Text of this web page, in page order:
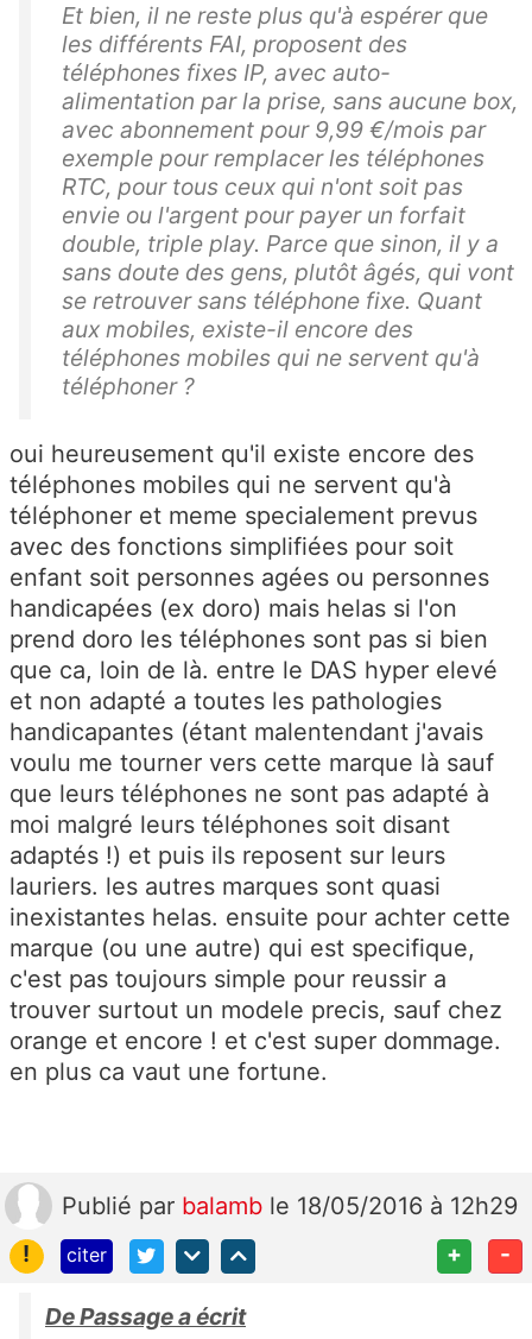
Et bien, il ne reste plus qu'à espérer que
les différents FAI, proposent des
téléphones fixes IP, avec auto-
alimentation par la prise, sans aucune box,
avec abonnement pour 9,99 €/mois par
exemple pour remplacer les téléphones
RTC, pour tous ceux qui n'ont soit pas
envie ou l'argent pour payer un forfait
double, triple play. Parce que sinon, il y a
sans doute des gens, plutôt âgés, qui vont
se retrouver sans téléphone fixe. Quant
aux mobiles, existe-il encore des
téléphones mobiles qui ne servent qu'à
téléphoner ?
oui heureusement qu'il existe encore des
téléphones mobiles qui ne servent qu'à
téléphoner et meme specialement prevus
avec des fonctions simplifiées pour soit
enfant soit personnes agées ou personnes
handicapées (ex doro) mais helas si l'on
prend doro les téléphones sont pas si bien
que ca, loin de là. entre le DAS hyper elevé
et non adapté a toutes les pathologies
handicapantes (étant malentendant j'avais
voulu me tourner vers cette marque là sauf
que leurs téléphones ne sont pas adapté à
moi malgré leurs téléphones soit disant
adaptés !) et puis ils reposent sur leurs
lauriers. les autres marques sont quasi
inexistantes helas. ensuite pour achter cette
marque (ou une autre) qui est specifique,
c'est pas toujours simple pour reussir a
trouver surtout un modele precis, sauf chez
orange et encore ! et c'est super dommage.
en plus ca vaut une fortune.
Publié par balamb le 18/05/2016 à 12h29
!
citer + -
De Passage a écrit